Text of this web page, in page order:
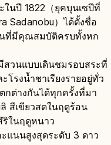
ในปี 1822（ยุคบุนเซปีที่
Sadanobu）ได้ตั้งชื่อ
นที่มีคุณสมบัติครบทั้งหก
สวนแบบเดินชมรอบสระที่
โรงน้ำชาเรียงรายอยู่ทั่ว
กต่างกันได้ทุกครั้งที่มา
สีเขียวสดในฤดูร้อน
ริในฤดูหนาว
แนนสูงสุดระดับ 3 ดาว